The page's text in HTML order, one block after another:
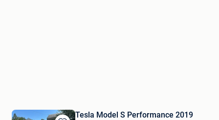
Tesla Model S Performance 2019